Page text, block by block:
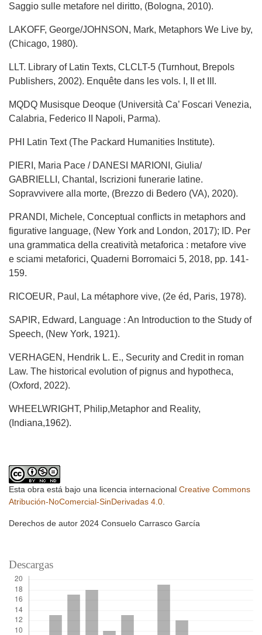
Saggio sulle metafore nel diritto, (Bologna, 2010).
LAKOFF, George/JOHNSON, Mark, Metaphors We Live by,
(Chicago, 1980).
LLT. Library of Latin Texts, CLCLT-5 (Turnhout, Brepols
Publishers, 2002). Enquête dans les vols. I, II et III.
MQDQ Musisque Deoque (Università Ca’ Foscari Venezia,
Calabria, Federico II Napoli, Parma).
PHI Latin Text (The Packard Humanities Institute).
PIERI, Maria Pace / DANESI MARIONI, Giulia/
GABRIELLI, Chantal, Iscrizioni funerarie latine.
Sopravvivere alla morte, (Brezzo di Bedero (VA), 2020).
PRANDI, Michele, Conceptual conflicts in metaphors and
figurative language, (New York and London, 2017); ID. Per
una grammatica della creatività metaforica : metafore vive
e sciami metaforici, Quaderni Borromaici 5, 2018, pp. 141-
159.
RICOEUR, Paul, La métaphore vive, (2e éd, Paris, 1978).
SAPIR, Edward, Language : An Introduction to the Study of
Speech, (New York, 1921).
VERHAGEN, Hendrik L. E., Security and Credit in roman
Law. The historical evolution of pignus and hypotheca,
(Oxford, 2022).
WHEELWRIGHT, Philip,Metaphor and Reality,
(Indiana,1962).
Esta obra está bajo una licencia internacional Creative Commons
Atribución-NoComercial-SinDerivadas 4.0.
Derechos de autor 2024 Consuelo Carrasco García
Descargas